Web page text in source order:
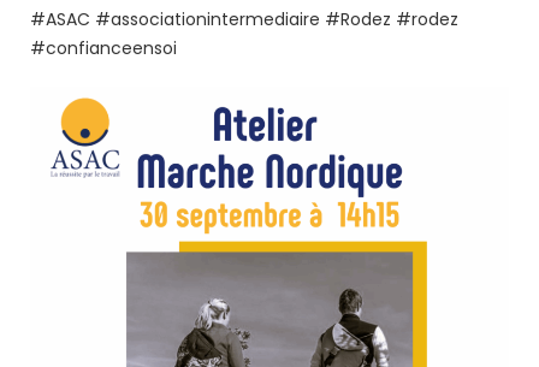
#ASAC #associationintermediaire #Rodez #rodez
#confianceensoi